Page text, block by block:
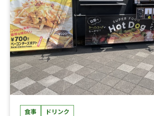
食事 ドリンク